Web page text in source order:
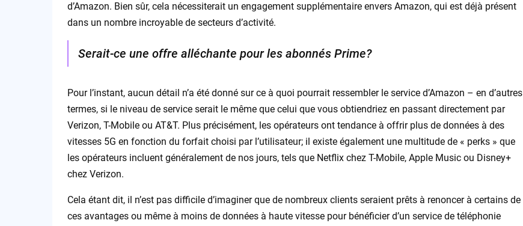
d’Amazon. Bien sûr, cela nécessiterait un engagement supplémentaire envers Amazon, qui est déjà présent
dans un nombre incroyable de secteurs d’activité.
Serait-ce une offre alléchante pour les abonnés Prime?
Pour l’instant, aucun détail n’a été donné sur ce à quoi pourrait ressembler le service d’Amazon – en d’autres
termes, si le niveau de service serait le même que celui que vous obtiendriez en passant directement par
Verizon, T-Mobile ou AT&T. Plus précisément, les opérateurs ont tendance à offrir plus de données à des
vitesses 5G en fonction du forfait choisi par l’utilisateur; il existe également une multitude de « perks » que
les opérateurs incluent généralement de nos jours, tels que Netflix chez T-Mobile, Apple Music ou Disney+
chez Verizon.
Cela étant dit, il n’est pas difficile d’imaginer que de nombreux clients seraient prêts à renoncer à certains de
ces avantages ou même à moins de données à haute vitesse pour bénéficier d’un service de téléphonie